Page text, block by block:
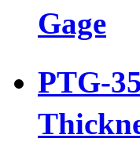
Gage
PTG-